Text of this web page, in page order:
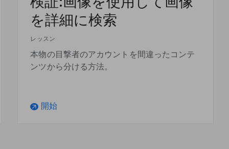
を詳細に検索
レッスン
本物の目撃者のアカウントを間違ったコンテ
ンツから分ける方法。
arrow_outward 開始